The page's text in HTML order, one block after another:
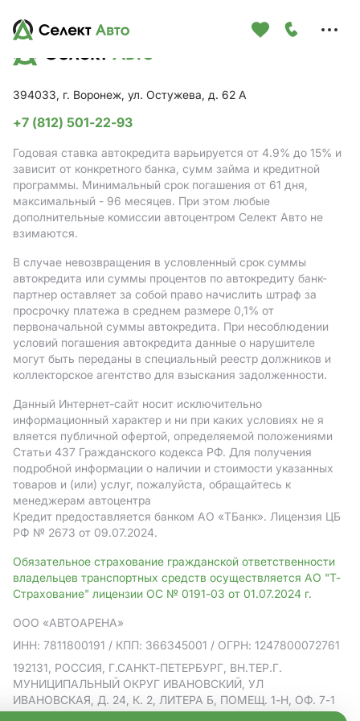
394033, г. Воронеж, ул. Остужева, д. 62 А
+7 (812) 501-22-93
Годовая ставка автокредита варьируется от 4.9% до 15% и
зависит от конкретного банка, сумм займа и кредитной
программы. Минимальный срок погашения от 61 дня,
максимальный - 96 месяцев. При этом любые
дополнительные комиссии автоцентром Селект Авто не
взимаются.
В случае невозвращения в условленный срок суммы
автокредита или суммы процентов по автокредиту банк-
партнер оставляет за собой право начислить штраф за
просрочку платежа в среднем размере 0,1% от
первоначальной суммы автокредита. При несоблюдении
условий погашения автокредита данные о нарушителе
могут быть переданы в специальный реестр должников и
коллекторское агентство для взыскания задолженности.
Данный Интернет-сайт носит исключительно
информационный характер и ни при каких условиях не я
вляется публичной офертой, определяемой положениями
Статьи 437 Гражданского кодекса РФ. Для получения
подробной информации о наличии и стоимости указанных
товаров и (или) услуг, пожалуйста, обращайтесь к
менеджерам автоцентра
Кредит предоставляется банком АO «ТБанк». Лицензия ЦБ
РФ № 2673 от 09.07.2024.
Обязательное страхование гражданской ответственности
владельцев транспортных средств осуществляется АО "Т-
Страхование" лицензии ОС № 0191-03 от 01.07.2024 г.
ООО «АВТОАРЕНА»
ИНН: 7811800191 / КПП: 366345001 / ОГРН: 1247800072761
192131, РОССИЯ, Г.САНКТ-ПЕТЕРБУРГ, ВН.ТЕР.Г.
МУНИЦИПАЛЬНЫЙ ОКРУГ ИВАНОВСКИЙ, УЛ
ИВАНОВСКАЯ, Д. 24, К. 2, ЛИТЕРА Б, ПОМЕЩ. 1-Н, ОФ. 7-1